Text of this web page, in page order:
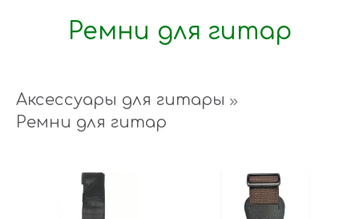
Ремни для гитар
Аксессуары для гитары »
Ремни для гитар